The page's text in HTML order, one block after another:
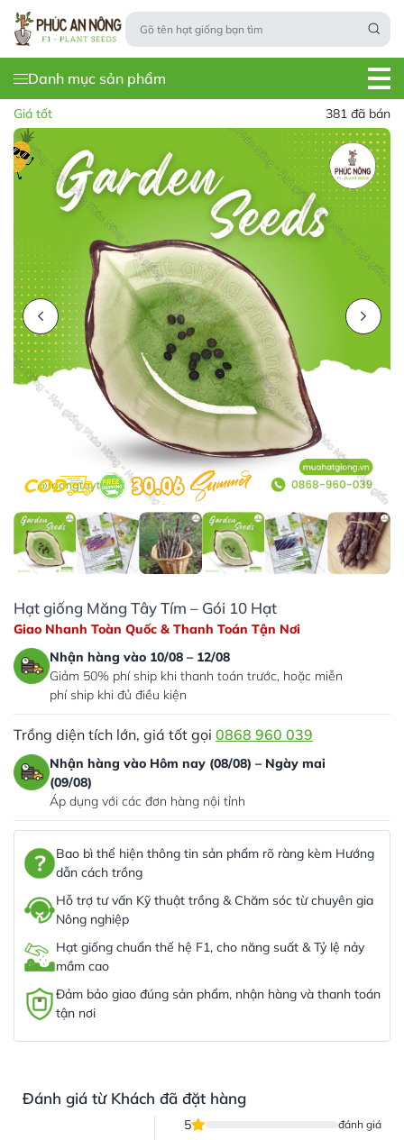
Danh mục sản phẩm
Giá tốt 381 đã bán
Hạt giống Măng Tây Tím – Gói 10 Hạt
Giao Nhanh Toàn Quốc & Thanh Toán Tận Nơi
Nhận hàng vào 10/08 – 12/08
Giảm 50% phí ship khi thanh toán trước, hoặc miễn
phí ship khi đủ điều kiện
Trồng diện tích lớn, giá tốt gọi 0868 960 039
Nhận hàng vào Hôm nay (08/08) – Ngày mai
(09/08)
Áp dụng với các đơn hàng nội tỉnh
Bao bì thể hiện thông tin sản phẩm rõ ràng kèm Hướng
dẫn cách trồng
Hỗ trợ tư vấn Kỹ thuật trồng & Chăm sóc từ chuyên gia
Nông nghiệp
Hạt giống chuẩn thế hệ F1, cho năng suất & Tỷ lệ nảy
mầm cao
Đảm bảo giao đúng sản phẩm, nhận hàng và thanh toán
tận nơi
Đánh giá từ Khách đã đặt hàng
5 đánh giá